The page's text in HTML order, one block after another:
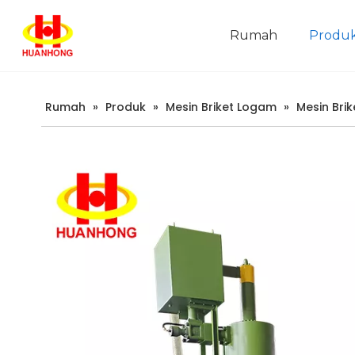
Rumah
Rumah » Produk » Mesin Briket Logam » Mesin